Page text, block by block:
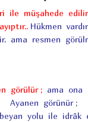
ile müşahede
Hükmen
ama resmen
görülür ; ama ona
Ayanen görünür ;
yolu ile idrâk